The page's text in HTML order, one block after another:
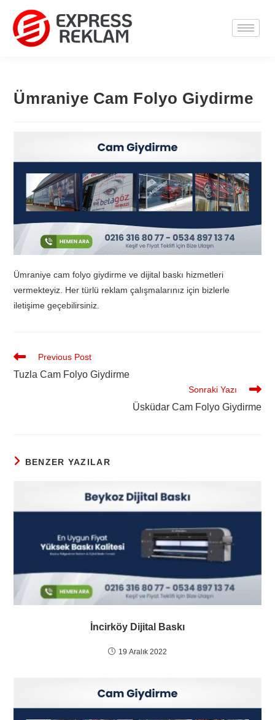
Ümraniye Cam Folyo Giydirme
Ümraniye cam folyo giydirme ve dijital baskı hizmetleri
vermekteyiz. Her türlü reklam çalışmalarınız için bizlerle
iletişime geçebilirsiniz.
Previous Post
Tuzla Cam Folyo Giydirme
Sonraki Yazı
Üsküdar Cam Folyo Giydirme
BENZER YAZILAR
İncirköy Dijital Baskı
19 Aralık 2022